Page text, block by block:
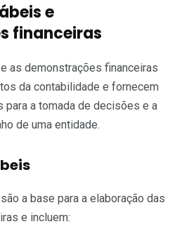
e
financeiras
as demonstrações financeiras
da contabilidade e fornecem
a tomada de decisões e a
de uma entidade.
a base para a elaboração das
e incluem: